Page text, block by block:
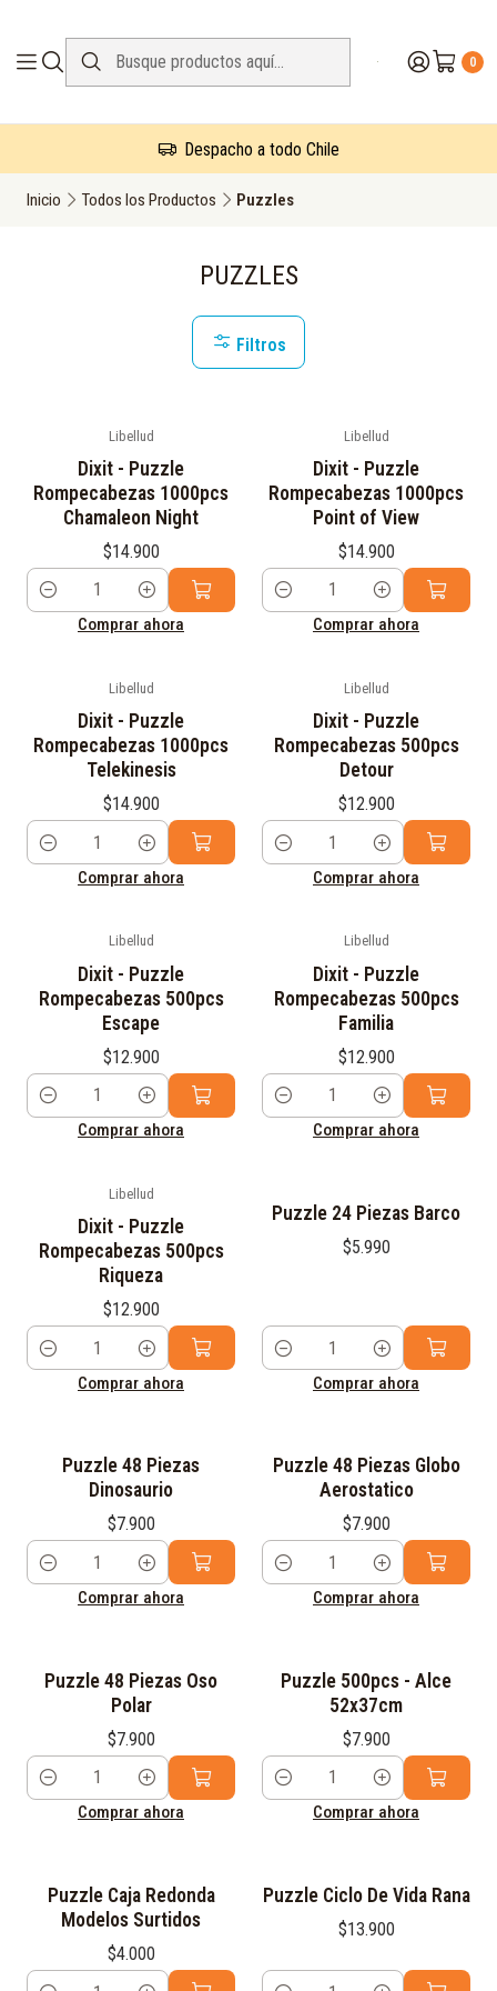
0
Despacho a todo Chile
Inicio Todos los Productos Puzzles
PUZZLES
Filtros
Libellud
Dixit - Puzzle
Rompecabezas 1000pcs
Chamaleon Night
$14.900
Cantidad
Comprar ahora
Libellud
Dixit - Puzzle
Rompecabezas 1000pcs
Point of View
$14.900
Cantidad
Comprar ahora
Libellud
Dixit - Puzzle
Rompecabezas 1000pcs
Telekinesis
$14.900
Cantidad
Comprar ahora
Libellud
Dixit - Puzzle
Rompecabezas 500pcs
Detour
$12.900
Cantidad
Comprar ahora
Libellud
Dixit - Puzzle
Rompecabezas 500pcs
Escape
$12.900
Cantidad
Comprar ahora
Libellud
Dixit - Puzzle
Rompecabezas 500pcs
Familia
$12.900
Cantidad
Comprar ahora
Libellud
Dixit - Puzzle
Rompecabezas 500pcs
Riqueza
$12.900
Cantidad
Comprar ahora
Puzzle 24 Piezas Barco
$5.990
Cantidad
Comprar ahora
Puzzle 48 Piezas
Dinosaurio
$7.900
Cantidad
Comprar ahora
Puzzle 48 Piezas Globo
Aerostatico
$7.900
Cantidad
Comprar ahora
Puzzle 48 Piezas Oso
Polar
$7.900
Cantidad
Comprar ahora
Puzzle 500pcs - Alce
52x37cm
$7.900
Cantidad
Comprar ahora
Puzzle Caja Redonda
Modelos Surtidos
$4.000
Puzzle Ciclo De Vida Rana
$13.900